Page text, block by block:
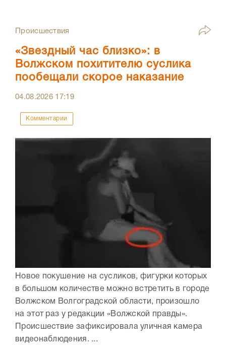
Происшествия
«Звездный час близко»: в
Волжском похитителю суслика
пообещали скорое наказание
04.08.2026 17:19
Комментарии
Новое покушение на сусликов, фигурки которых
в большом количестве можно встретить в городе
Волжском Волгоградской области, произошло
на этот раз у редакции «Волжской правды».
Происшествие зафиксировала уличная камера
видеонаблюдения. ...